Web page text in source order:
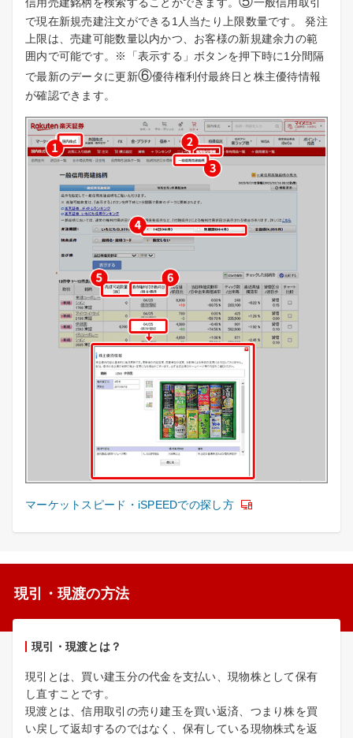
信用売建銘柄を検索することができます。
一般信用取引
で現在新規売建注文ができる1人当たり上限数量です。 発注
上限は、売建可能数量以内かつ、お客様の新規建余力の範
囲内で可能です。※「表示する」ボタンを押下時に1分間隔
で最新のデータに更新⑥優待権利付最終日と株主優待情報
が確認できます。
マーケットスピード・iSPEEDでの探し方
現引・現渡の方法
現引・現渡とは？
現引とは、買い建玉分の代金を支払い、現物株として保有
し直すことです。
現渡とは、信用取引の売り建玉を買い返済、つまり株を買
い戻して返却するのではなく、保有している現物株式を返